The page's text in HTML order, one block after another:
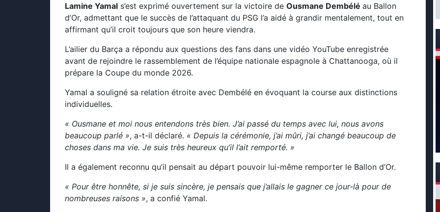
Lamine Yamal s’est exprimé ouvertement sur la victoire de Ousmane Dembélé au Ballon
d’Or, admettant que le succès de l’attaquant du PSG l’a aidé à grandir mentalement, tout en
affirmant qu’il croit toujours que son heure viendra.
L’ailier du Barça a répondu aux questions des fans dans une vidéo YouTube enregistrée
avant de rejoindre le rassemblement de l’équipe nationale espagnole à Chattanooga, où il
prépare la Coupe du monde 2026.
Yamal a souligné sa relation étroite avec Dembélé en évoquant la course aux distinctions
individuelles.
« Ousmane et moi nous entendons très bien. J’ai passé du temps avec lui, nous avons
beaucoup parlé », a-t-il déclaré. « Depuis la cérémonie, j’ai mûri, j’ai changé beaucoup de
choses dans ma vie. Je suis très heureux qu’il l’ait remporté. »
Il a également reconnu qu’il pensait au départ pouvoir lui-même remporter le Ballon d’Or.
« Pour être honnête, si je suis sincère, je pensais que j’allais le gagner ce jour-là pour de
nombreuses raisons », a confié Yamal.